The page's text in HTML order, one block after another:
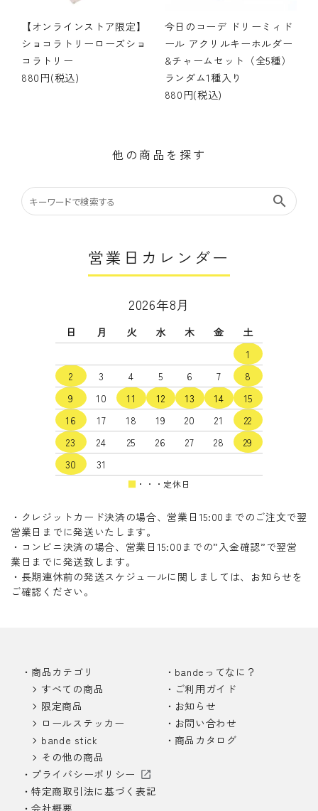
【オンラインストア限定】
ショコラトリーローズショ
コラトリー
880円(税込)
今日のコーデ ドリーミィド
ール アクリルキーホルダー
&チャームセット（全5種）
ランダム1種入り
880円(税込)
他の商品を探す
search
営業日カレンダー
2026年8月
日 月 火 水 木 金
土
1
2
3 4 5 6 7
8
9
10 11 12 13 14
15
16
17 18 19 20 21
22
23
24 25 26 27 28
29
30
31
■ ・・・定休日
・クレジットカード決済の場合、営業日15:00までのご注文で翌
営業日までに発送いたします。
・コンビニ決済の場合、営業日15:00までの”入金確認”で翌営
業日までに発送致します。
・長期連休前の発送スケジュールに関しましては、お知らせを
ご確認ください。
商品カテゴリ
すべての商品
限定商品
ロールステッカー
bande stick
その他の商品
bandeってなに？
ご利用ガイド
お知らせ
お問い合わせ
商品カタログ
プライバシーポリシー
特定商取引法に基づく表記